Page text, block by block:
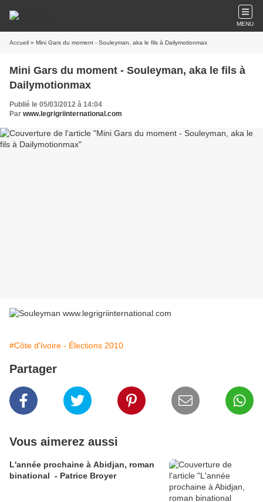
MENU
Accueil » Mini Gars du moment - Souleyman, aka le fils à Dailymotionmax
Mini Gars du moment - Souleyman, aka le fils à
Dailymotionmax
Publié le 05/03/2012 à 14:04
Par www.legrigriinternational.com
#Côte d'Ivoire - Élections 2010
Partager
Vous aimerez aussi
L'année prochaine à Abidjan, roman
binational - Patrice Broyer